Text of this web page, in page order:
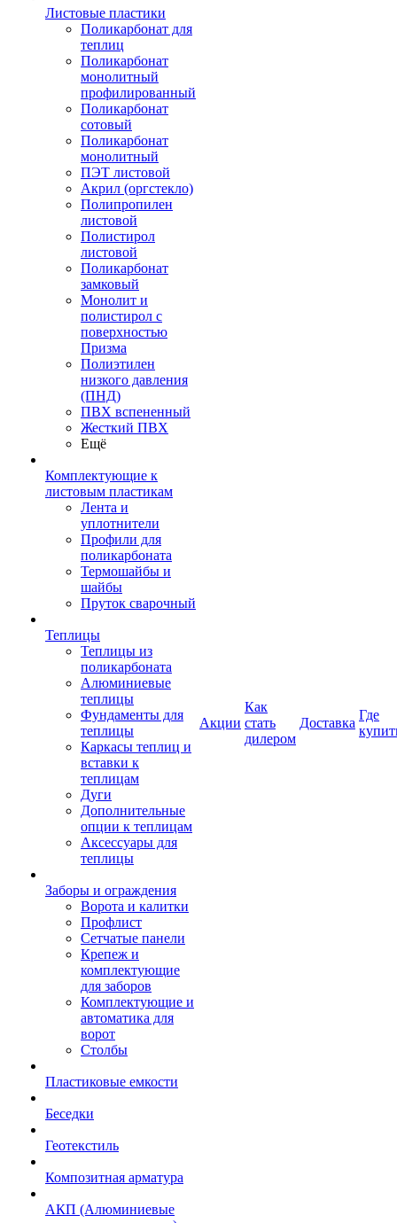
Листовые пластики
Поликарбонат для
теплиц
Поликарбонат
монолитный
профилированный
Поликарбонат
сотовый
Поликарбонат
монолитный
ПЭТ листовой
Акрил (оргстекло)
Полипропилен
листовой
Полистирол
листовой
Поликарбонат
замковый
Монолит и
полистирол с
поверхностью
Призма
Полиэтилен
низкого давления
(ПНД)
ПВХ вспененный
Жесткий ПВХ
Ещё
Комплектующие к
листовым пластикам
Лента и
уплотнители
Профили для
поликарбоната
Термошайбы и
шайбы
Пруток сварочный
Теплицы
Теплицы из
поликарбоната
Алюминиевые
теплицы
Фундаменты для
теплицы
Каркасы теплиц и
вставки к
теплицам
Дуги
Дополнительные
опции к теплицам
Аксессуары для
теплицы
Заборы и ограждения
Ворота и калитки
Профлист
Сетчатые панели
Крепеж и
комплектующие
для заборов
Комплектующие и
автоматика для
ворот
Столбы
Пластиковые емкости
Беседки
Геотекстиль
Композитная арматура
АКП (Алюминиевые
Акции
Как
стать
дилером
Доставка
Где